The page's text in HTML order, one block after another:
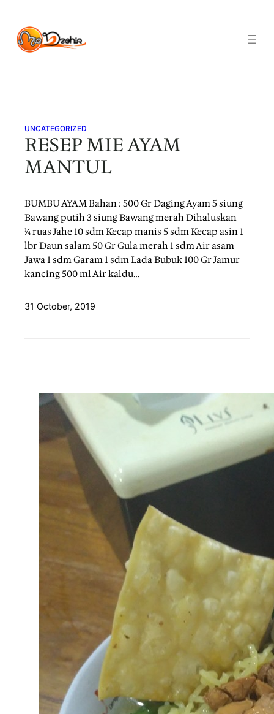
content
UNCATEGORIZED
RESEP MIE AYAM
MANTUL
BUMBU AYAM Bahan : 500 Gr Daging Ayam 5 siung
Bawang putih 3 siung Bawang merah Dihaluskan
¼ ruas Jahe 10 sdm Kecap manis 5 sdm Kecap asin 1
lbr Daun salam 50 Gr Gula merah 1 sdm Air asam
Jawa 1 sdm Garam 1 sdm Lada Bubuk 100 Gr Jamur
kancing 500 ml Air kaldu…
31 October, 2019